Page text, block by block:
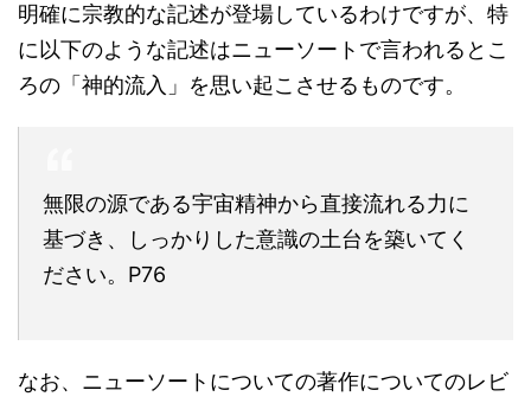
明確に宗教的な記述が登場しているわけですが、特
に以下のような記述はニューソートで言われるとこ
ろの「神的流入」を思い起こさせるものです。
無限の源である宇宙精神から直接流れる力に
基づき、しっかりした意識の土台を築いてく
ださい。P76
なお、ニューソートについての著作についてのレビ